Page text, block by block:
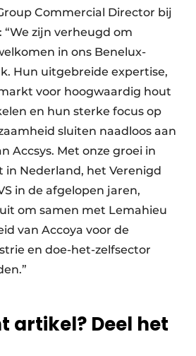
Commercial Director bij
“We zijn verheugd om
in ons Benelux-
Hun uitgebreide expertise,
voor hoogwaardig hout
en hun sterke focus op
sluiten naadloos aan
Accsys. Met onze groei in
Nederland, het Verenigd
in de afgelopen jaren,
om samen met Lemahieu
van Accoya voor de
en doe-het-zelfsector
artikel? Deel het